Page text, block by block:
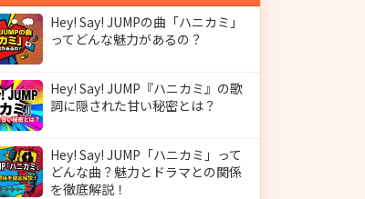
Hey! Say! JUMPの曲「ハニカミ」
ってどんな魅力があるの？
Hey! Say! JUMP『ハニカミ』の歌
詞に隠された甘い秘密とは？
Hey! Say! JUMP「ハニカミ」って
どんな曲？魅力とドラマとの関係
を徹底解説！